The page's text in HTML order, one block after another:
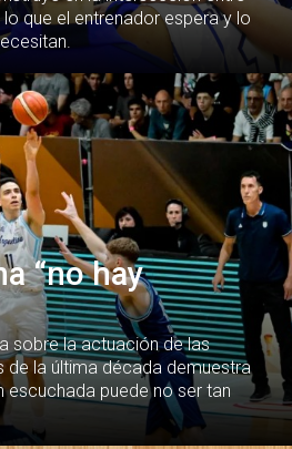
que el entrenador espera y lo
“no hay
sobre la actuación de las
de la última década demuestra
escuchada puede no ser tan